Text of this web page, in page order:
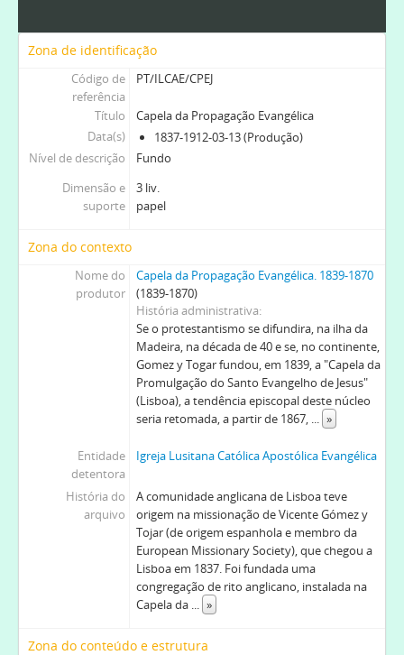
Zona de identificação
Código de
referência
PT/ILCAE/CPEJ
Título
Capela da Propagação Evangélica
Data(s)
1837-1912-03-13 (Produção)
Nível de descrição
Fundo
Dimensão e
suporte
3 liv.
papel
Zona do contexto
Nome do
produtor
Capela da Propagação Evangélica. 1839-1870
(1839-1870)
História administrativa
Se o protestantismo se difundira, na ilha da
Madeira, na década de 40 e se, no continente,
Gomez y Togar fundou, em 1839, a "Capela da
Promulgação do Santo Evangelho de Jesus"
(Lisboa), a tendência episcopal deste núcleo
seria retomada, a partir de 1867,
»
Entidade
detentora
Igreja Lusitana Católica Apostólica Evangélica
História do
arquivo
A comunidade anglicana de Lisboa teve
origem na missionação de Vicente Gómez y
Tojar (de origem espanhola e membro da
European Missionary Society), que chegou a
Lisboa em 1837. Foi fundada uma
congregação de rito anglicano, instalada na
Capela da
»
Zona do conteúdo e estrutura